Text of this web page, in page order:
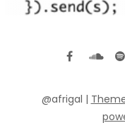
@afrigal |